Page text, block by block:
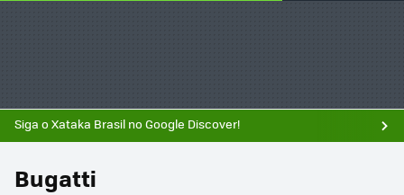
Siga o Xataka Brasil no Google Discover!
Bugatti